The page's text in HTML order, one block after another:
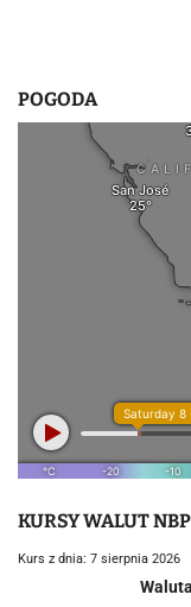
POGODA
KURSY WALUT NBP
Kurs z dnia: 7 sierpnia 2026
Waluta